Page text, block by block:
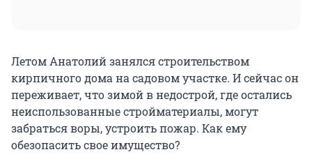
Летом Анатолий занялся строительством
кирпичного дома на садовом участке. И сейчас он
переживает, что зимой в недострой, где остались
неиспользованные стройматериалы, могут
забраться воры, устроить пожар. Как ему
обезопасить свое имущество?